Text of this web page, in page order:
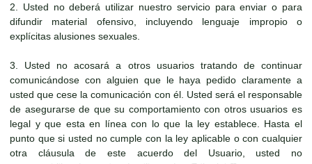
2. Usted no deberá utilizar nuestro servicio para enviar o para
difundir material ofensivo, incluyendo lenguaje impropio o
explícitas alusiones sexuales.
3. Usted no acosará a otros usuarios tratando de continuar
comunicándose con alguien que le haya pedido claramente a
usted que cese la comunicación con él. Usted será el responsable
de asegurarse de que su comportamiento con otros usuarios es
legal y que esta en línea con lo que la ley establece. Hasta el
punto que si usted no cumple con la ley aplicable o con cualquier
otra cláusula de este acuerdo del Usuario, usted no